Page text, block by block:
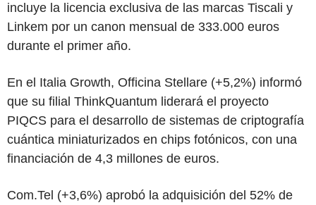
incluye la licencia exclusiva de las marcas Tiscali y
Linkem por un canon mensual de 333.000 euros
durante el primer año.
En el Italia Growth, Officina Stellare (+5,2%) informó
que su filial ThinkQuantum liderará el proyecto
PIQCS para el desarrollo de sistemas de criptografía
cuántica miniaturizados en chips fotónicos, con una
financiación de 4,3 millones de euros.
Com.Tel (+3,6%) aprobó la adquisición del 52% de